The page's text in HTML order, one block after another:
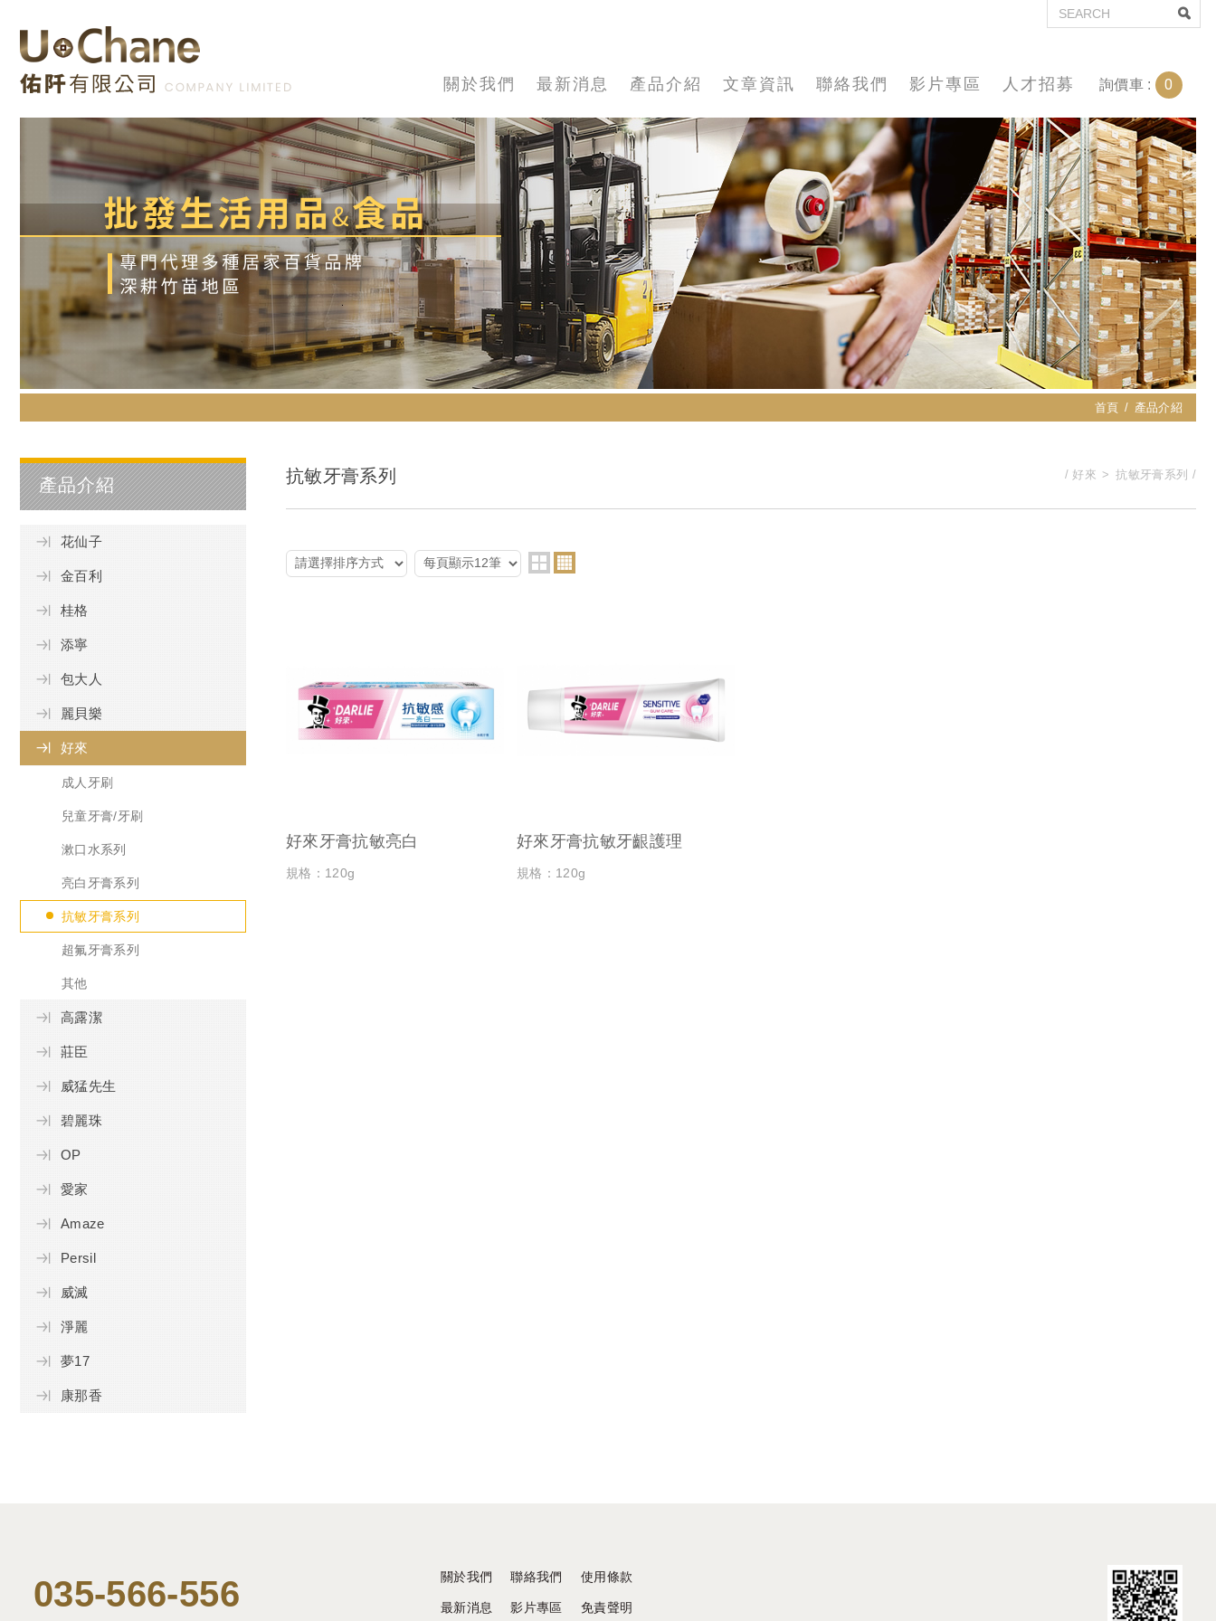
關於我們 最新消息 產品介紹 文章資訊 聯絡我們 影片專區 人才招募 詢價車 : 0
首頁 產品介紹
產品介紹
花仙子
金百利
桂格
添寧
包大人
麗貝樂
好來
成人牙刷
兒童牙膏/牙刷
漱口水系列
亮白牙膏系列
抗敏牙膏系列
超氟牙膏系列
其他
高露潔
莊臣
威猛先生
碧麗珠
OP
愛家
Amaze
Persil
威滅
淨麗
夢17
康那香
抗敏牙膏系列 好來 抗敏牙膏系列
好來牙膏抗敏亮白
規格：120g
好來牙膏抗敏牙齦護理
規格：120g
035-566-556 關於我們
最新消息
聯絡我們
影片專區
使用條款
免責聲明